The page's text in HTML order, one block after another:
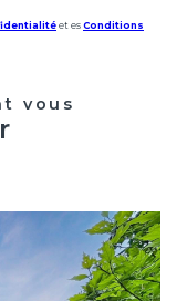
et es Conditions
vous